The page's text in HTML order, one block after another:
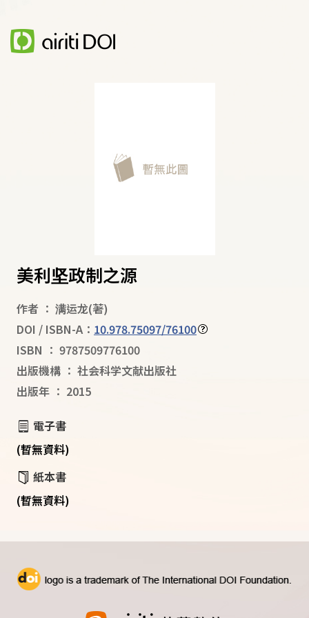
美利坚政制之源
作者 ： 满运龙(著)
DOI / ISBN-A： 10.978.75097/76100
ISBN ： 9787509776100
出版機構 ： 社会科学文献出版社
出版年 ： 2015
電子書
(暫無資料)
紙本書
(暫無資料)